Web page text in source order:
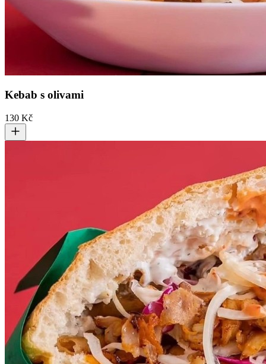
Kebab s olivami
130 Kč